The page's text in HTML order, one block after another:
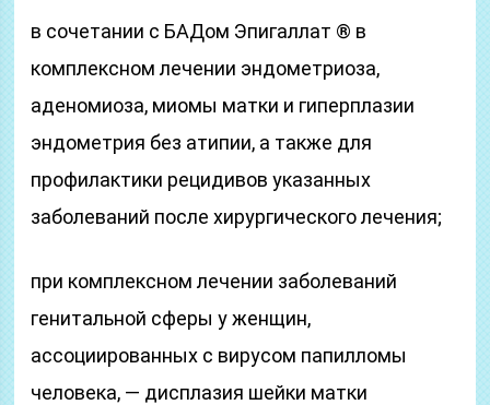
в сочетании с БАДом Эпигаллат ® в
комплексном лечении эндометриоза,
аденомиоза, миомы матки и гиперплазии
эндометрия без атипии, а также для
профилактики рецидивов указанных
заболеваний после хирургического лечения;
при комплексном лечении заболеваний
генитальной сферы у женщин,
ассоциированных с вирусом папилломы
человека, — дисплазия шейки матки